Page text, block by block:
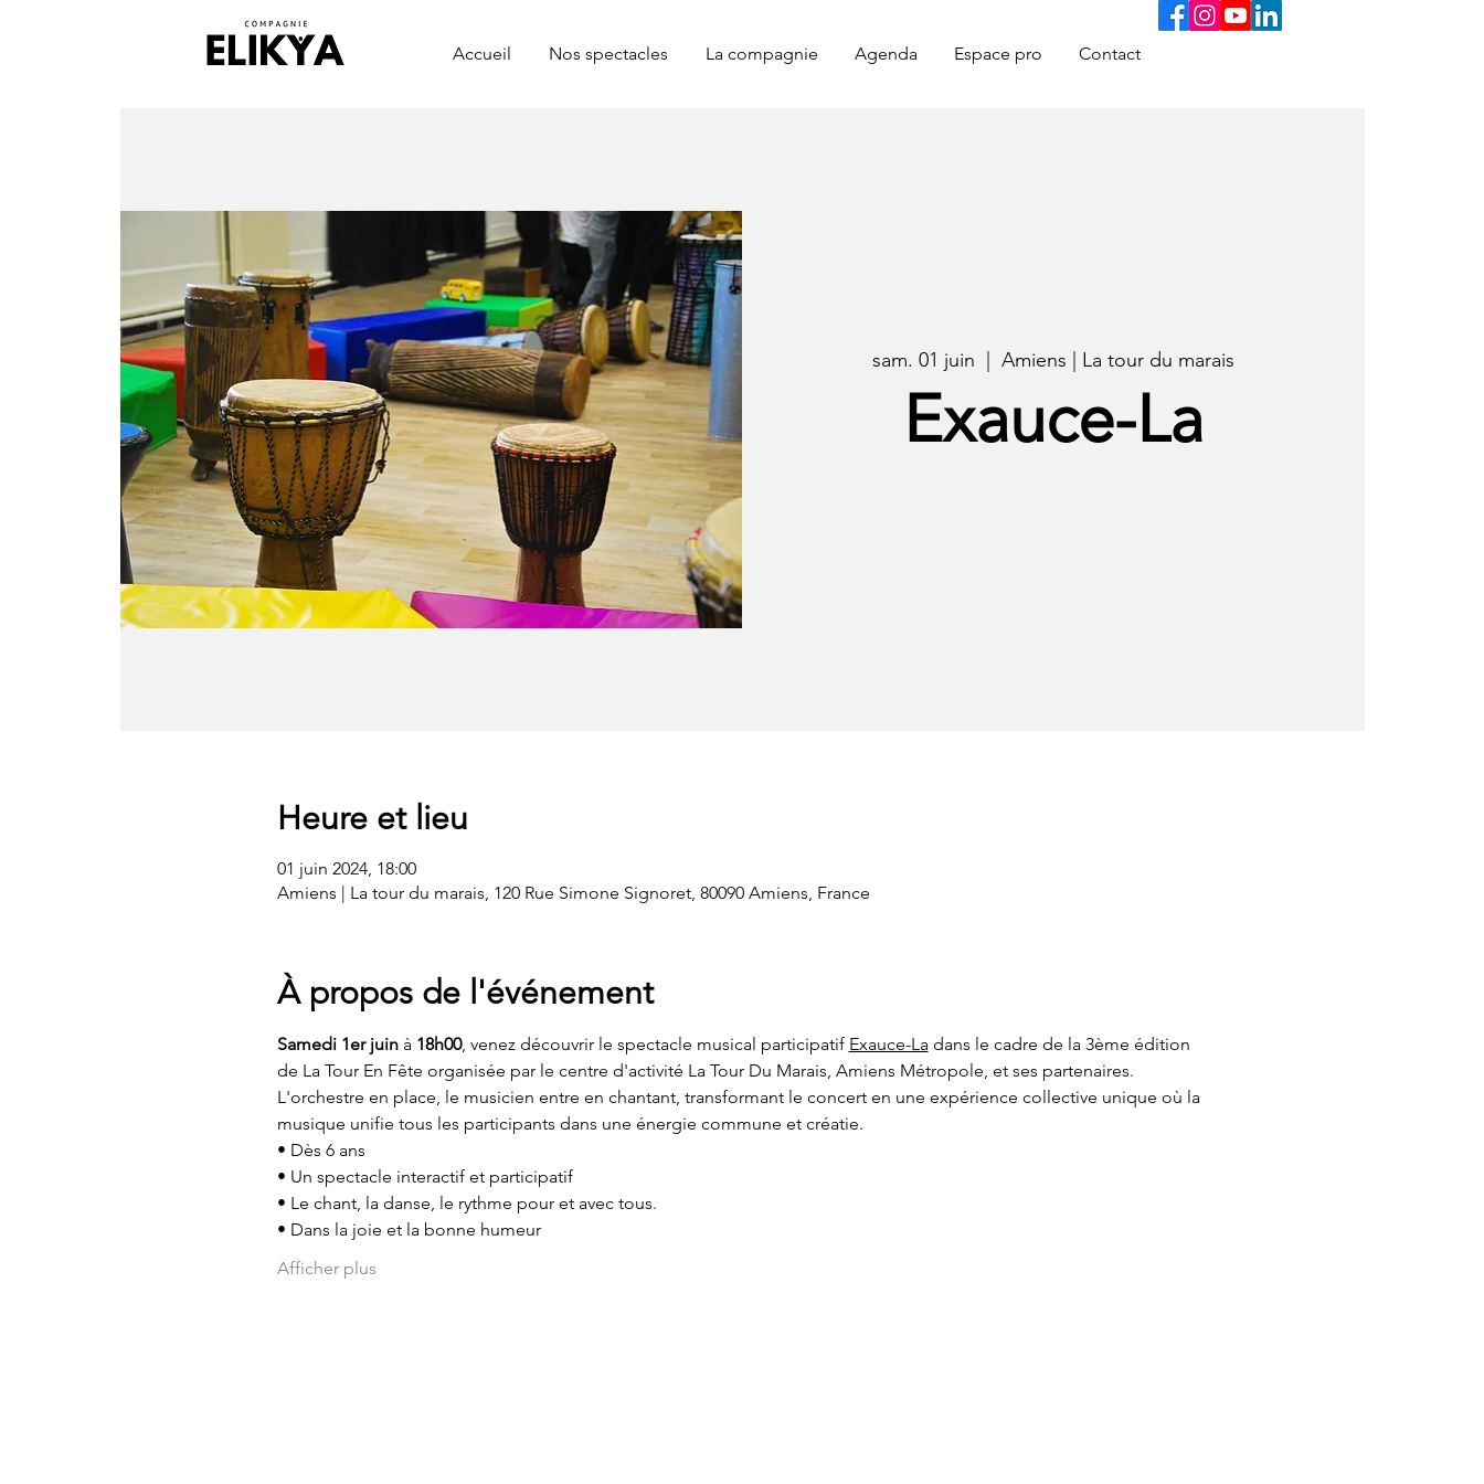
Accueil Nos spectacles La compagnie Agenda Espace pro Contact
sam. 01 juin Amiens | La tour du marais
Exauce-La
Heure et lieu
01 juin 2024, 18:00
Amiens | La tour du marais, 120 Rue Simone Signoret, 80090 Amiens, France
À propos de l'événement
Samedi 1er juin à 18h00, venez découvrir le spectacle musical participatif Exauce-La dans le cadre de la 3ème édition
de La Tour En Fête organisée par le centre d'activité La Tour Du Marais, Amiens Métropole, et ses partenaires.
L'orchestre en place, le musicien entre en chantant, transformant le concert en une expérience collective unique où la
musique unifie tous les participants dans une énergie commune et créatie.
• Dès 6 ans
• Un spectacle interactif et participatif
• Le chant, la danse, le rythme pour et avec tous.
• Dans la joie et la bonne humeur
Afficher plus